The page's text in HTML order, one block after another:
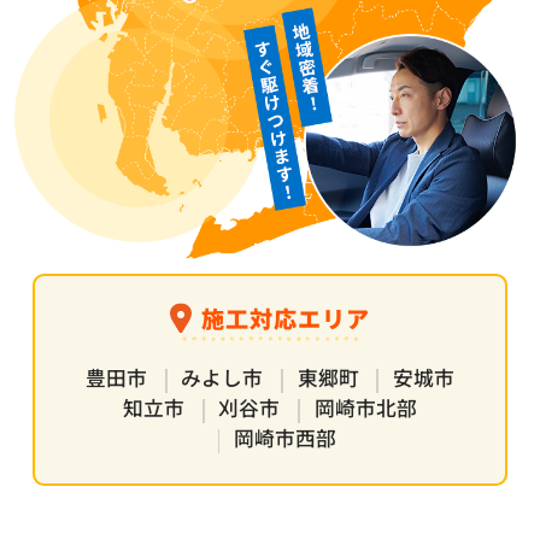
施工対応エリア
豊田市 みよし市 東郷町
安城市
知立市
刈谷市
岡崎市北部
岡崎市西部